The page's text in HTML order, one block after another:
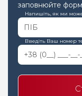
заповнюйте
Напишіть, як ми
Введіть Ваш номер